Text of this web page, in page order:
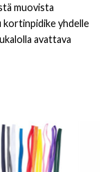
muovista
yhdelle
avattava